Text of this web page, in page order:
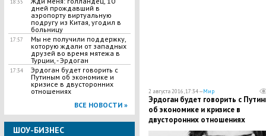
18:35
дней прождавший в
аэропорту виртуальную
подругу из Китая, угодил в
больницу
17:57
Мы не получили поддержку,
которую ждали от западных
друзей во время мятежа в
Турции, - Эрдоган
17:34
Эрдоган будет говорить с
Путиным об экономике и
кризисе в двусторонних
отношениях
ВСЕ НОВОСТИ »
ШОУ-БИЗНЕС
2 августа 2016, 17:34 —Мир
Эрдоган будет говорить с
об экономике и кризисе в
двусторонних отношениях